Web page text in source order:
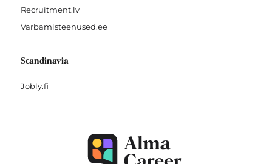
Recruitment.lv
Varbamisteenused.ee
Scandinavia
Jobly.fi